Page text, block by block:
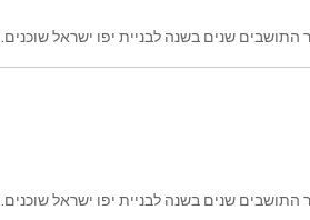
שנים בשנה לבניית יפו ישראל שוכנים.
שנים בשנה לבניית יפו ישראל שוכנים.